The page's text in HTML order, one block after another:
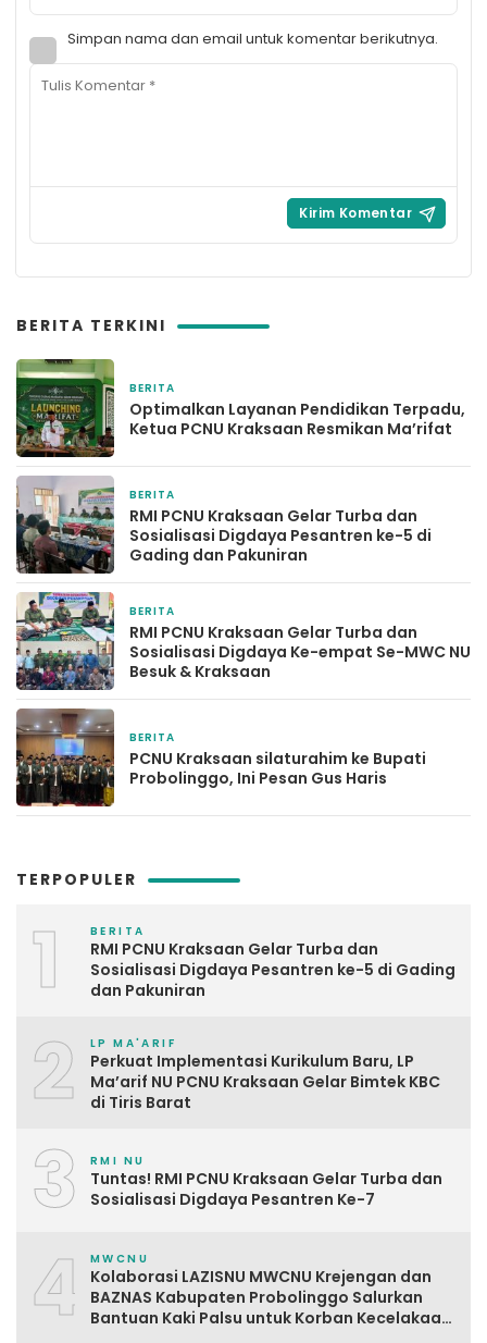
Simpan nama dan email untuk komentar berikutnya.
BERITA TERKINI
BERITA
Optimalkan Layanan Pendidikan Terpadu,
Ketua PCNU Kraksaan Resmikan Ma’rifat
BERITA
RMI PCNU Kraksaan Gelar Turba dan
Sosialisasi Digdaya Pesantren ke-5 di
Gading dan Pakuniran
BERITA
RMI PCNU Kraksaan Gelar Turba dan
Sosialisasi Digdaya Ke-empat Se-MWC NU
Besuk & Kraksaan
BERITA
PCNU Kraksaan silaturahim ke Bupati
Probolinggo, Ini Pesan Gus Haris
TERPOPULER
1 BERITA
RMI PCNU Kraksaan Gelar Turba dan
Sosialisasi Digdaya Pesantren ke-5 di Gading
dan Pakuniran
2 LP MA'ARIF
Perkuat Implementasi Kurikulum Baru, LP
Ma’arif NU PCNU Kraksaan Gelar Bimtek KBC
di Tiris Barat
3 RMI NU
Tuntas! RMI PCNU Kraksaan Gelar Turba dan
Sosialisasi Digdaya Pesantren Ke-7
4 MWCNU
Kolaborasi LAZISNU MWCNU Krejengan dan
BAZNAS Kabupaten Probolinggo Salurkan
Bantuan Kaki Palsu untuk Korban Kecelakaan